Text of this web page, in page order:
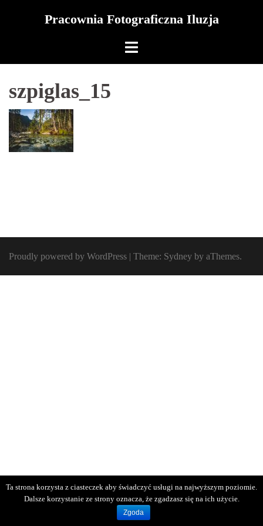
Pracownia Fotograficzna Iluzja
szpiglas_15
Proudly powered by WordPress | Theme: Sydney by aThemes.
Ta strona korzysta z ciasteczek aby świadczyć usługi na najwyższym poziomie.
Dalsze korzystanie ze strony oznacza, że zgadzasz się na ich użycie.
Zgoda